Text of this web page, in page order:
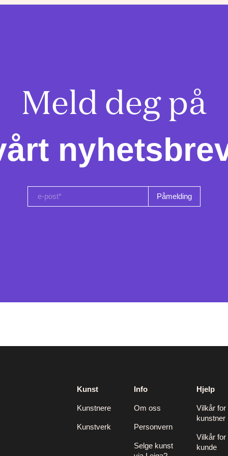
Meld deg på
e-post*
Kunst
Kunstnere
Kunstverk
Info
Om oss
Personvern
Selge kunst
Hjelp
Vilkår for
kunstner
Vilkår for
kunde